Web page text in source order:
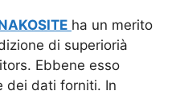
ha un merito
di superiorià
Ebbene esso
dei dati forniti. In